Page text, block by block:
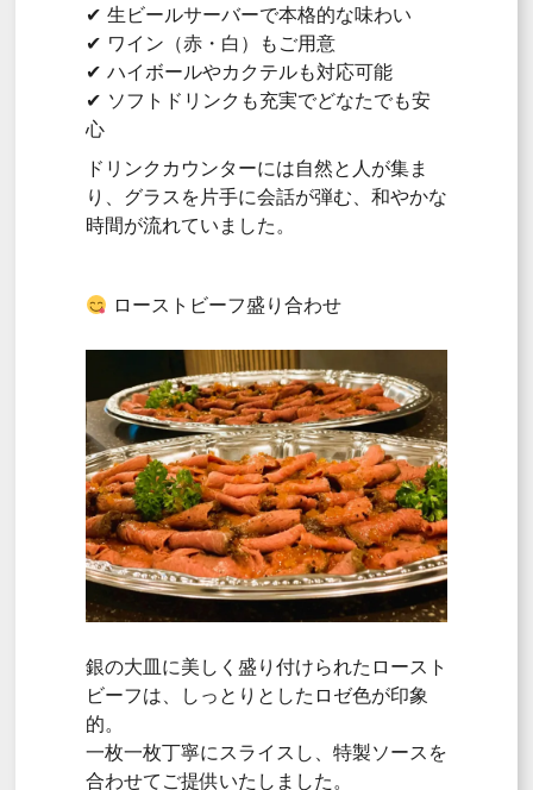
✔ 生ビールサーバーで本格的な味わい
✔ ワイン（赤・白）もご用意
✔ ハイボールやカクテルも対応可能
✔ ソフトドリンクも充実でどなたでも安
心
ドリンクカウンターには自然と人が集ま
り、グラスを片手に会話が弾む、和やかな
時間が流れていました。
ローストビーフ盛り合わせ
銀の大皿に美しく盛り付けられたロースト
ビーフは、しっとりとしたロゼ色が印象
的。
一枚一枚丁寧にスライスし、特製ソースを
合わせてご提供いたしました。